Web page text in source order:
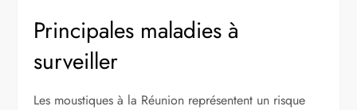
Principales maladies à
surveiller
Les moustiques à la Réunion représentent un risque